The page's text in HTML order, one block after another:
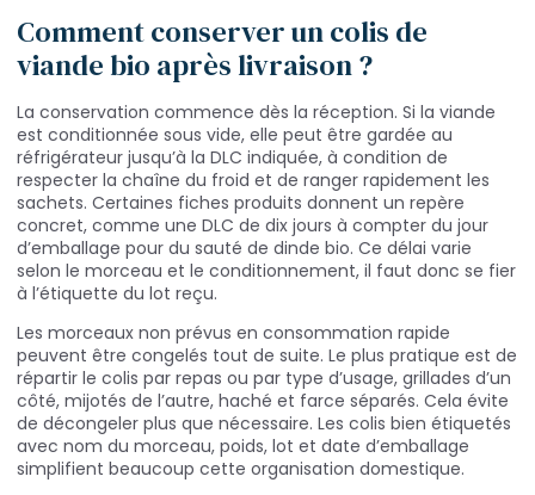
Comment conserver un colis de
viande bio après livraison ?
La conservation commence dès la réception. Si la viande
est conditionnée sous vide, elle peut être gardée au
réfrigérateur jusqu’à la DLC indiquée, à condition de
respecter la chaîne du froid et de ranger rapidement les
sachets. Certaines fiches produits donnent un repère
concret, comme une DLC de dix jours à compter du jour
d’emballage pour du sauté de dinde bio. Ce délai varie
selon le morceau et le conditionnement, il faut donc se fier
à l’étiquette du lot reçu.
Les morceaux non prévus en consommation rapide
peuvent être congelés tout de suite. Le plus pratique est de
répartir le colis par repas ou par type d’usage, grillades d’un
côté, mijotés de l’autre, haché et farce séparés. Cela évite
de décongeler plus que nécessaire. Les colis bien étiquetés
avec nom du morceau, poids, lot et date d’emballage
simplifient beaucoup cette organisation domestique.